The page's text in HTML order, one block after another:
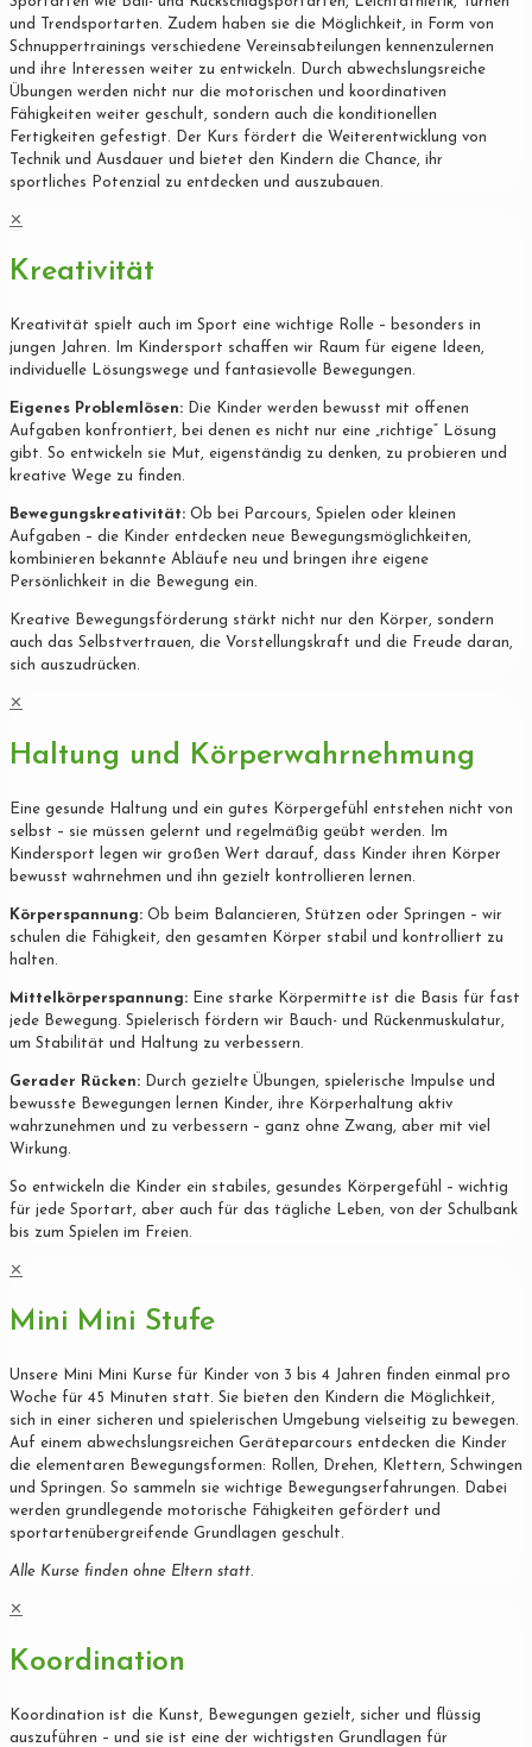
und Trendsportarten. Zudem haben sie die Möglichkeit, in Form von
Schnuppertrainings verschiedene Vereinsabteilungen kennenzulernen
und ihre Interessen weiter zu entwickeln. Durch abwechslungsreiche
Übungen werden nicht nur die motorischen und koordinativen
Fähigkeiten weiter geschult, sondern auch die konditionellen
Fertigkeiten gefestigt. Der Kurs fördert die Weiterentwicklung von
Technik und Ausdauer und bietet den Kindern die Chance, ihr
sportliches Potenzial zu entdecken und auszubauen.
✕
Kreativität
Kreativität spielt auch im Sport eine wichtige Rolle – besonders in
jungen Jahren. Im Kindersport schaffen wir Raum für eigene Ideen,
individuelle Lösungswege und fantasievolle Bewegungen.
Eigenes Problemlösen: Die Kinder werden bewusst mit offenen
Aufgaben konfrontiert, bei denen es nicht nur eine „richtige“ Lösung
gibt. So entwickeln sie Mut, eigenständig zu denken, zu probieren und
kreative Wege zu finden.
Bewegungskreativität: Ob bei Parcours, Spielen oder kleinen
Aufgaben – die Kinder entdecken neue Bewegungsmöglichkeiten,
kombinieren bekannte Abläufe neu und bringen ihre eigene
Persönlichkeit in die Bewegung ein.
Kreative Bewegungsförderung stärkt nicht nur den Körper, sondern
auch das Selbstvertrauen, die Vorstellungskraft und die Freude daran,
sich auszudrücken.
✕
Haltung und Körperwahrnehmung
Eine gesunde Haltung und ein gutes Körpergefühl entstehen nicht von
selbst – sie müssen gelernt und regelmäßig geübt werden. Im
Kindersport legen wir großen Wert darauf, dass Kinder ihren Körper
bewusst wahrnehmen und ihn gezielt kontrollieren lernen.
Körperspannung: Ob beim Balancieren, Stützen oder Springen – wir
schulen die Fähigkeit, den gesamten Körper stabil und kontrolliert zu
halten.
Mittelkörperspannung: Eine starke Körpermitte ist die Basis für fast
jede Bewegung. Spielerisch fördern wir Bauch- und Rückenmuskulatur,
um Stabilität und Haltung zu verbessern.
Gerader Rücken: Durch gezielte Übungen, spielerische Impulse und
bewusste Bewegungen lernen Kinder, ihre Körperhaltung aktiv
wahrzunehmen und zu verbessern – ganz ohne Zwang, aber mit viel
Wirkung.
So entwickeln die Kinder ein stabiles, gesundes Körpergefühl – wichtig
für jede Sportart, aber auch für das tägliche Leben, von der Schulbank
bis zum Spielen im Freien.
✕
Mini Mini Stufe
Unsere Mini Mini Kurse für Kinder von 3 bis 4 Jahren finden einmal pro
Woche für 45 Minuten statt. Sie bieten den Kindern die Möglichkeit,
sich in einer sicheren und spielerischen Umgebung vielseitig zu bewegen.
Auf einem abwechslungsreichen Geräteparcours entdecken die Kinder
die elementaren Bewegungsformen: Rollen, Drehen, Klettern, Schwingen
und Springen. So sammeln sie wichtige Bewegungserfahrungen. Dabei
werden grundlegende motorische Fähigkeiten gefördert und
sportartenübergreifende Grundlagen geschult.
Alle Kurse finden ohne Eltern statt.
✕
Koordination
Koordination ist die Kunst, Bewegungen gezielt, sicher und flüssig
auszuführen – und sie ist eine der wichtigsten Grundlagen für